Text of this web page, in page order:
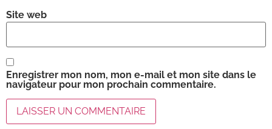
Site web
Enregistrer mon nom, mon e-mail et mon site dans le
navigateur pour mon prochain commentaire.